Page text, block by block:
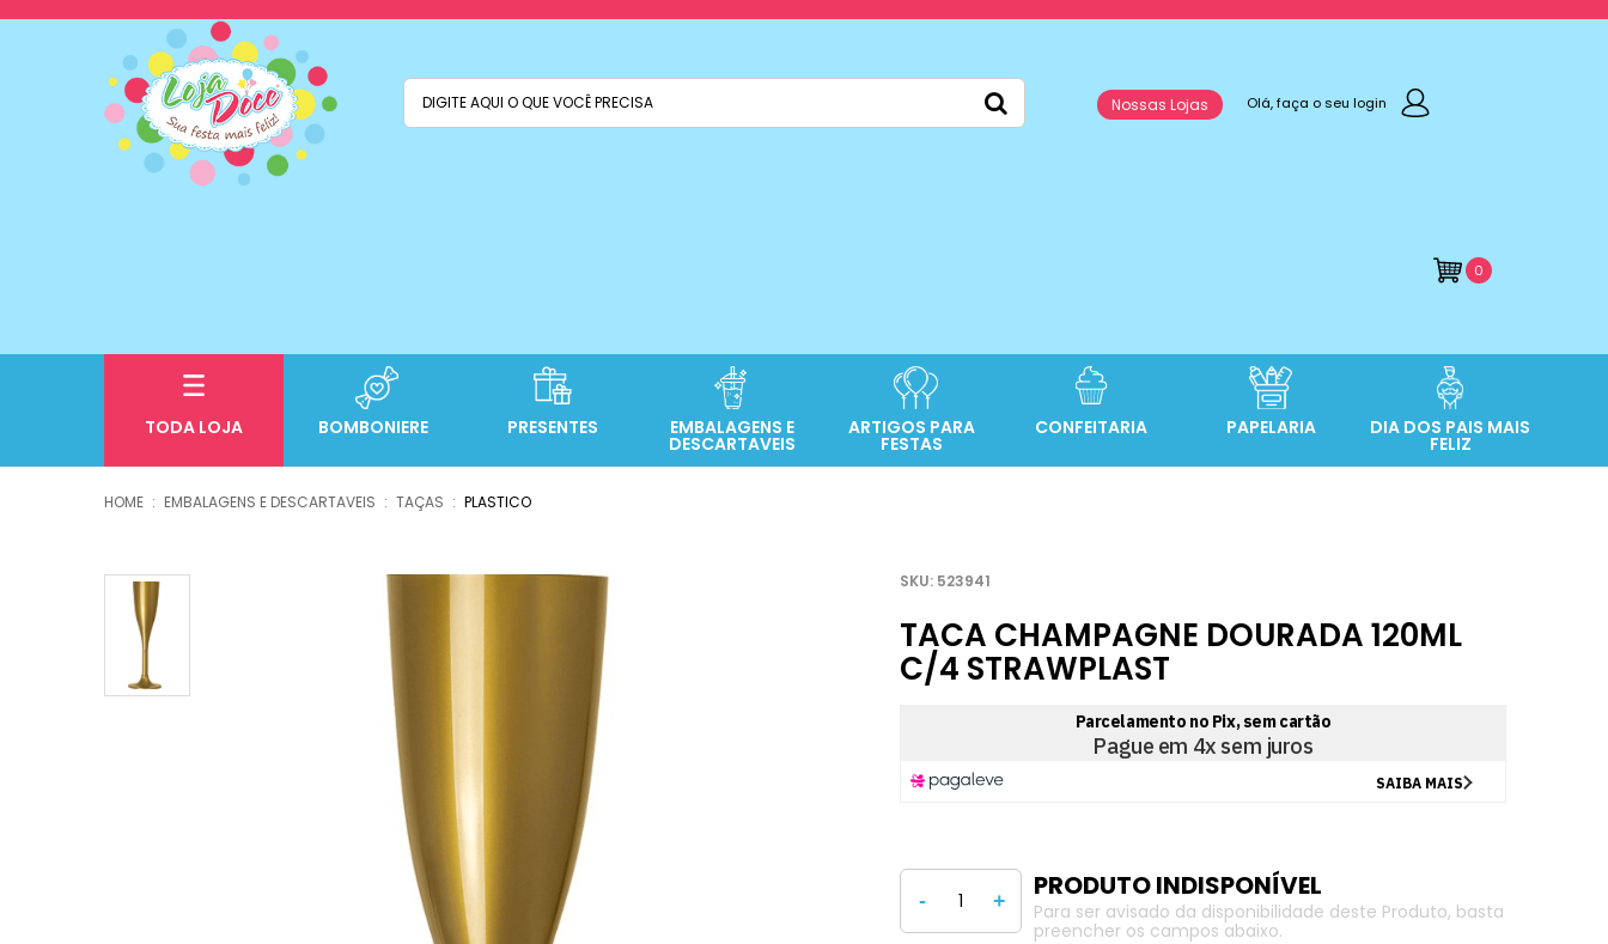
Nossas Lojas Olá, faça o seu login
0
TODA LOJA BOMBONIERE PRESENTES EMBALAGENS E
DESCARTAVEIS
ARTIGOS PARA
FESTAS
CONFEITARIA PAPELARIA DIA DOS PAIS MAIS
FELIZ
EMBALAGENS E DESCARTAVEIS TAÇAS PLASTICO
523941
TACA CHAMPAGNE DOURADA 120ML
C/4 STRAWPLAST
- +
Para ser avisado da disponibilidade deste Produto, basta
preencher os campos abaixo.